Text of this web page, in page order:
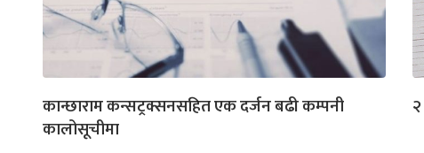
कान्छाराम कन्सट्रक्सनसहित एक दर्जन बढी कम्पनी
कालोसूचीमा